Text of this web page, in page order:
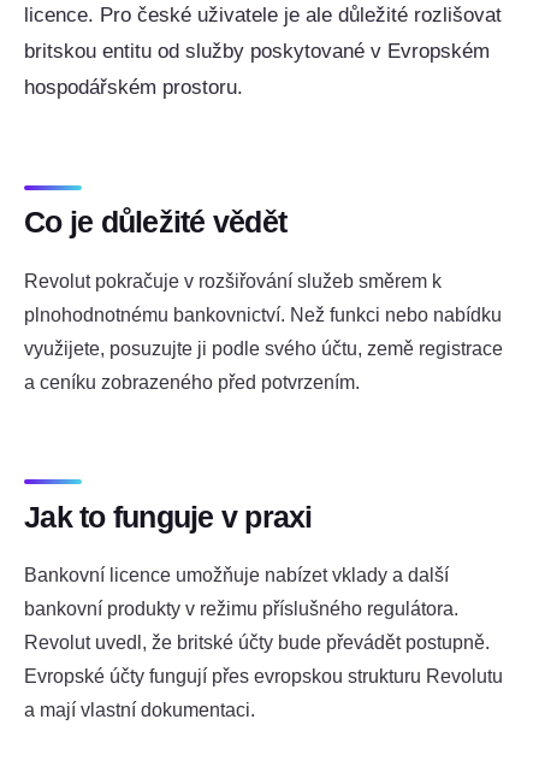
licence. Pro české uživatele je ale důležité rozlišovat
britskou entitu od služby poskytované v Evropském
hospodářském prostoru.
Co je důležité vědět
Revolut pokračuje v rozšiřování služeb směrem k
plnohodnotnému bankovnictví. Než funkci nebo nabídku
využijete, posuzujte ji podle svého účtu, země registrace
a ceníku zobrazeného před potvrzením.
Jak to funguje v praxi
Bankovní licence umožňuje nabízet vklady a další
bankovní produkty v režimu příslušného regulátora.
Revolut uvedl, že britské účty bude převádět postupně.
Evropské účty fungují přes evropskou strukturu Revolutu
a mají vlastní dokumentaci.